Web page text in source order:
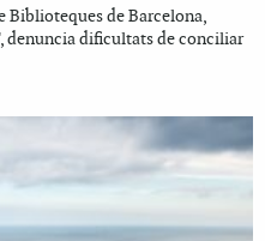
Biblioteques de Barcelona,
denuncia dificultats de conciliar